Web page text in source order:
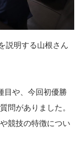
説明する山根さん
目や、今回初優勝
問がありました。
競技の特徴につい